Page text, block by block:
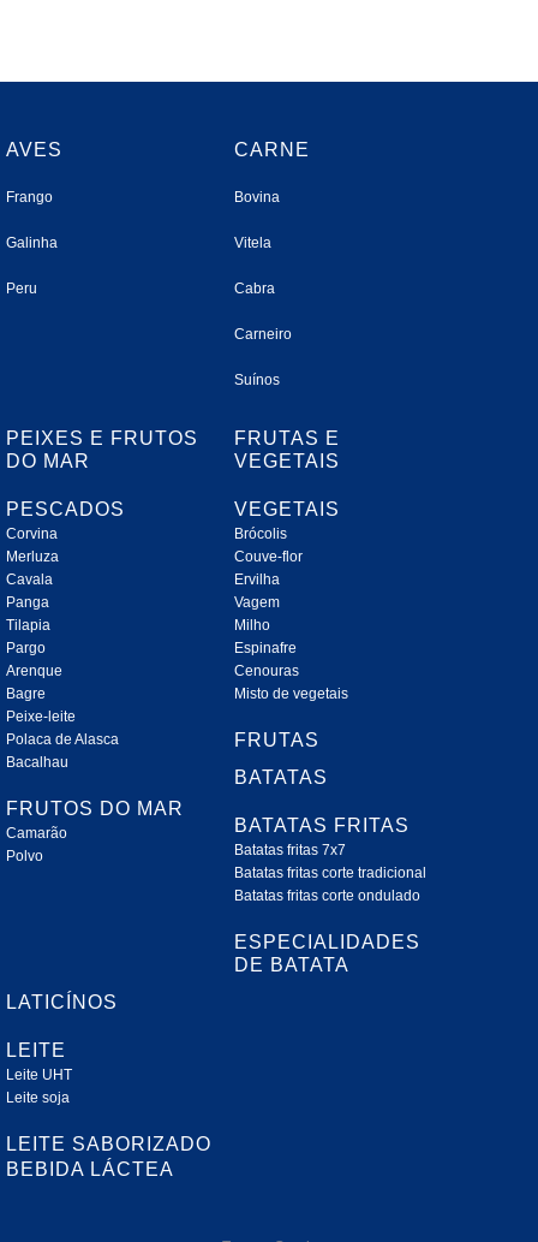
AVES
Frango
Galinha
Peru
CARNE
Bovina
Vitela
Cabra
Carneiro
Suínos
PEIXES E FRUTOS
DO MAR
PESCADOS
Corvina
Merluza
Cavala
Panga
Tilapia
Pargo
Arenque
Bagre
Peixe-leite
Polaca de Alasca
Bacalhau
FRUTOS DO MAR
Camarão
Polvo
FRUTAS E
VEGETAIS
VEGETAIS
Brócolis
Couve-flor
Ervilha
Vagem
Milho
Espinafre
Cenouras
Misto de vegetais
FRUTAS
BATATAS
BATATAS FRITAS
Batatas fritas 7x7
Batatas fritas corte tradicional
Batatas fritas corte ondulado
ESPECIALIDADES
DE BATATA
LATICÍNOS
LEITE
Leite UHT
Leite soja
LEITE SABORIZADO
BEBIDA LÁCTEA